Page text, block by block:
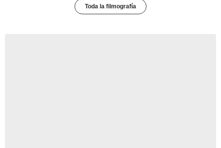
Toda la filmografía